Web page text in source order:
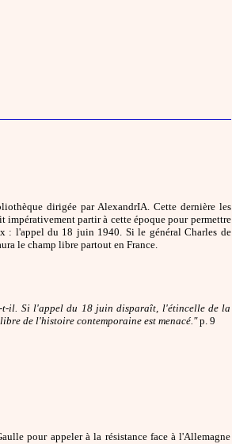
dirigée par AlexandrIA. Cette dernière les
partir à cette époque pour permettre
: l'appel du 18 juin 1940. Si le général Charles de
le champ libre partout en France.
t-il. Si l'appel du 18 juin disparaît, l'étincelle de la
de l'histoire contemporaine est menacé."p. 9
pour appeler à la résistance face à l'Allemagne